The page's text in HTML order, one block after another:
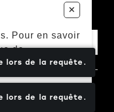
d'achats
2026
+
Pour en savoir
de
lors de la requête.
lors de la requête.